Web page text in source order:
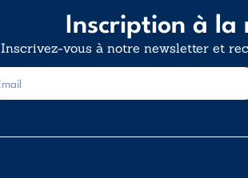
Inscription à la
Inscrivez-vous à notre newsletter et
m
i